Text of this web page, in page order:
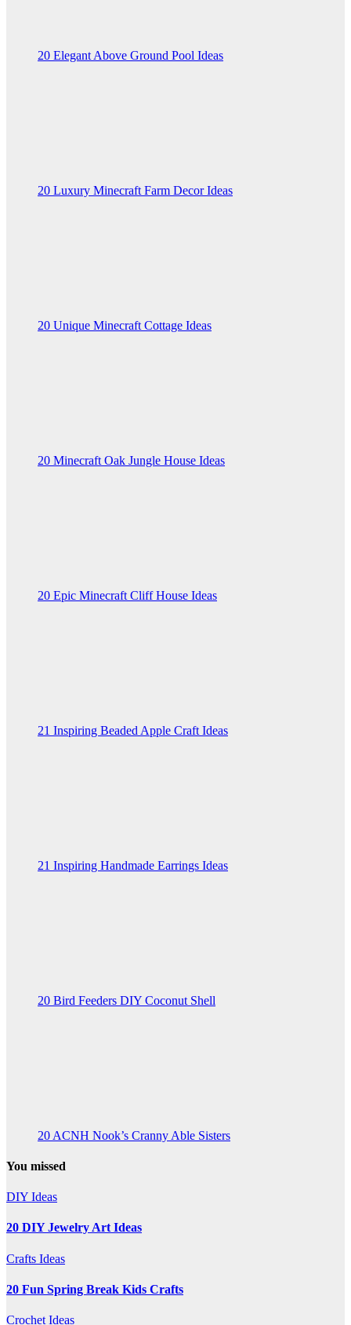
20 Elegant Above Ground Pool Ideas
20 Luxury Minecraft Farm Decor Ideas
20 Unique Minecraft Cottage Ideas
20 Minecraft Oak Jungle House Ideas
20 Epic Minecraft Cliff House Ideas
21 Inspiring Beaded Apple Craft Ideas
21 Inspiring Handmade Earrings Ideas
20 Bird Feeders DIY Coconut Shell
20 ACNH Nook’s Cranny Able Sisters
You missed
DIY Ideas
20 DIY Jewelry Art Ideas
Crafts Ideas
20 Fun Spring Break Kids Crafts
Crochet Ideas